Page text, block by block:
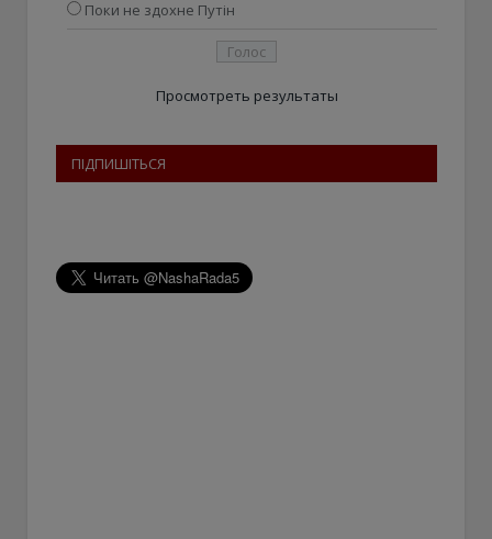
Поки не здохне Путін
Просмотреть результаты
ПІДПИШІТЬСЯ